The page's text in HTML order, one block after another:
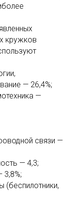
кружков
— 26,4%;
—
связи —
— 4,3;
3,8%;
(беспилотники,